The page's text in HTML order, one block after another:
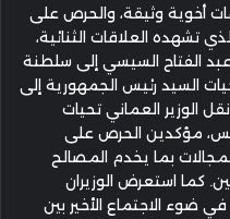
أخوية وثيقة، والحرص على
تشهده العلاقات الثنائية،
الفتاح السيسي إلى سلطنة
السيد رئيس الجمهورية إلى
الوزير العماني تحيات
مؤكدين الحرص على
بما يخدم المصالح
كما استعرض الوزيران
في ضوء الاجتماع الأخير بين